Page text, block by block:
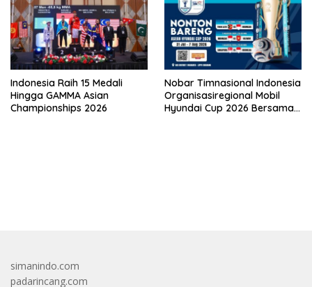
Indonesia Raih 15 Medali
Hingga GAMMA Asian
Championships 2026
Nobar Timnasional Indonesia
Organisasiregional Mobil
Hyundai Cup 2026 Bersama
simanindo.com
padarincang.com